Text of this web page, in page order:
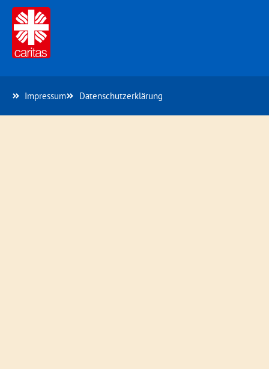
Impressum Datenschutzerklärung